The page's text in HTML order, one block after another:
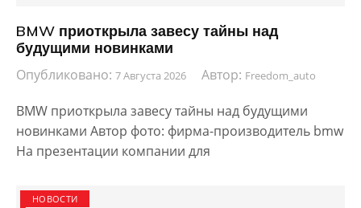
BMW приоткрыла завесу тайны над
будущими новинками
Опубликовано: 7 Августа 2026 Автор: Freedom_auto
BMW приоткрыла завесу тайны над будущими
новинками Автор фото: фирма-производитель bmw
На презентации компании для
НОВОСТИ